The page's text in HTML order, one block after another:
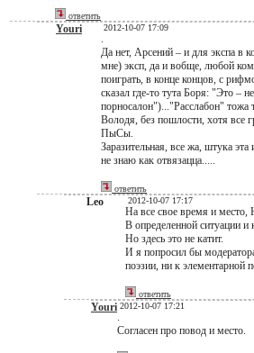
ответить
Youri 2012-10-07 17:09
.
Да нет, Арсений – и для экспа в
мне) эксп, да и вобще, любой
поиграть, в конце концов, с
сказал где-то тута Боря: "Это –
порносалон")..."Расслабон"
Володя, без пошлости, хотя все
ПыСы.
Заразительная, все жа, штука
не знаю как отвязацца.....
ответить
Leo 2012-10-07 17:17
На все свое время и
В определенной ситуации
Но здесь это не катит.
И я попросил бы
поэзии, ни к элементарной
ответить
Youri 2012-10-07 17:21
.
Согласен про повод и место.